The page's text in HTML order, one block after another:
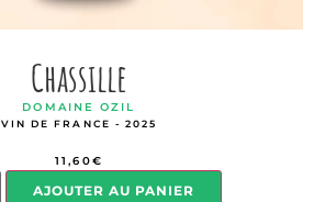
Chassille
DOMAINE OZIL
VIN DE FRANCE - 2025
11,60€
AJOUTER AU PANIER